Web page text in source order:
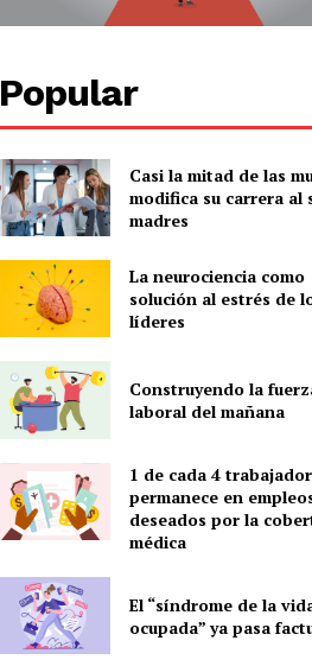
Popular
Casi la mitad de las
modifica su carrera al
madres
La neurociencia como
solución al estrés de
líderes
Construyendo la
laboral del mañana
1 de cada 4
permanece en
deseados por la
médica
El “síndrome de la
ocupada” ya pasa